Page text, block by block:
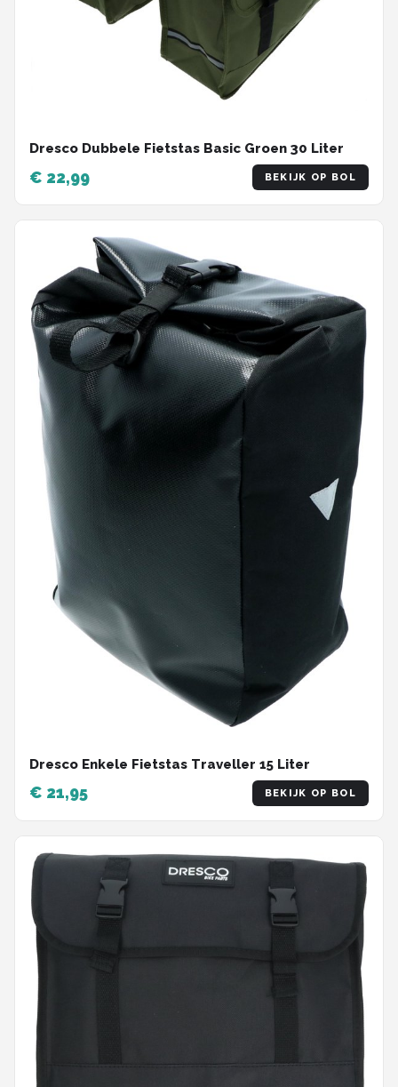
Dresco Dubbele Fietstas Basic Groen 30 Liter
€ 22,99 BEKIJK OP BOL
Dresco Enkele Fietstas Traveller 15 Liter
€ 21,95 BEKIJK OP BOL